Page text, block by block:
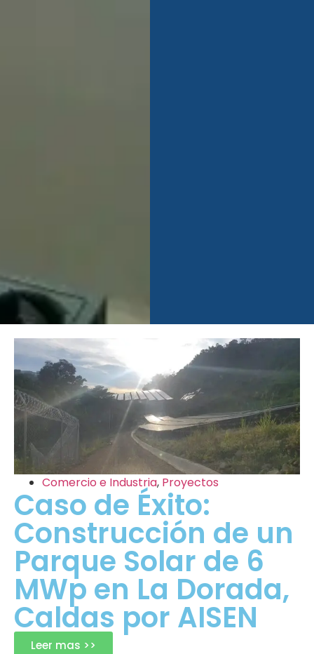
Comercio e Industria, Proyectos
Caso de Éxito:
Construcción de un
Parque Solar de 6
MWp en La Dorada,
Caldas por AISEN
Leer mas >>